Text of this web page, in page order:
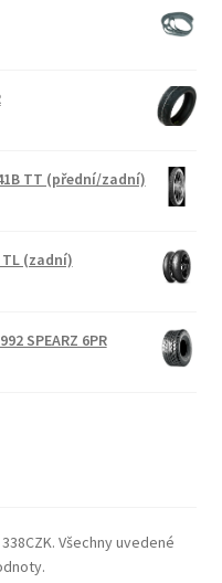
TT (přední/zadní)
TL (zadní)
SPEARZ 6PR
Všechny uvedené